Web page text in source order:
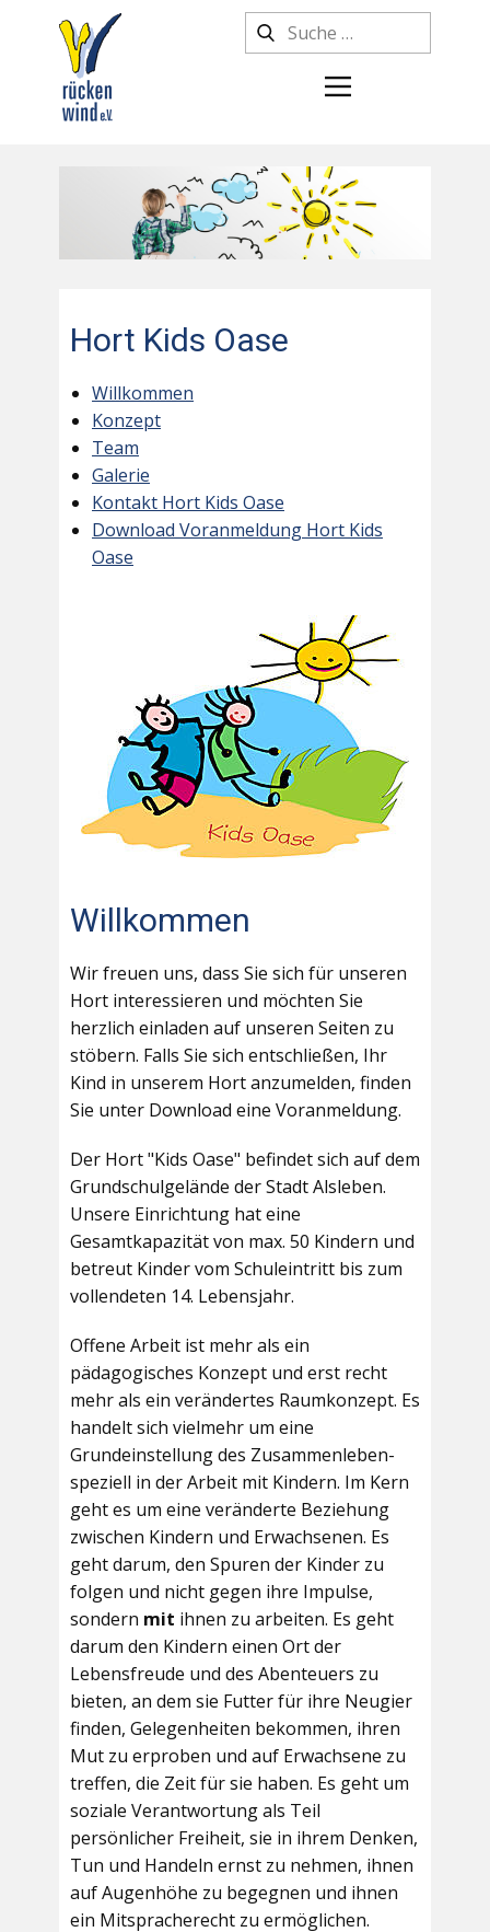
Hort Kids Oase
Willkommen
Konzept
Team
Galerie
Kontakt Hort Kids Oase
Download Voranmeldung Hort Kids
Oase
Willkommen
Wir freuen uns, dass Sie sich für unseren
Hort interessieren und möchten Sie
herzlich einladen auf unseren Seiten zu
stöbern. Falls Sie sich entschließen, Ihr
Kind in unserem Hort anzumelden, finden
Sie unter Download eine Voranmeldung.
Der Hort "Kids Oase" befindet sich auf dem
Grundschulgelände der Stadt Alsleben.
Unsere Einrichtung hat eine
Gesamtkapazität von max. 50 Kindern und
betreut Kinder vom Schuleintritt bis zum
vollendeten 14. Lebensjahr.
Offene Arbeit ist mehr als ein
pädagogisches Konzept und erst recht
mehr als ein verändertes Raumkonzept. Es
handelt sich vielmehr um eine
Grundeinstellung des Zusammenleben-
speziell in der Arbeit mit Kindern. Im Kern
geht es um eine veränderte Beziehung
zwischen Kindern und Erwachsenen. Es
geht darum, den Spuren der Kinder zu
folgen und nicht gegen ihre Impulse,
sondern mit ihnen zu arbeiten. Es geht
darum den Kindern einen Ort der
Lebensfreude und des Abenteuers zu
bieten, an dem sie Futter für ihre Neugier
finden, Gelegenheiten bekommen, ihren
Mut zu erproben und auf Erwachsene zu
treffen, die Zeit für sie haben. Es geht um
soziale Verantwortung als Teil
persönlicher Freiheit, sie in ihrem Denken,
Tun und Handeln ernst zu nehmen, ihnen
auf Augenhöhe zu begegnen und ihnen
ein Mitspracherecht zu ermöglichen.